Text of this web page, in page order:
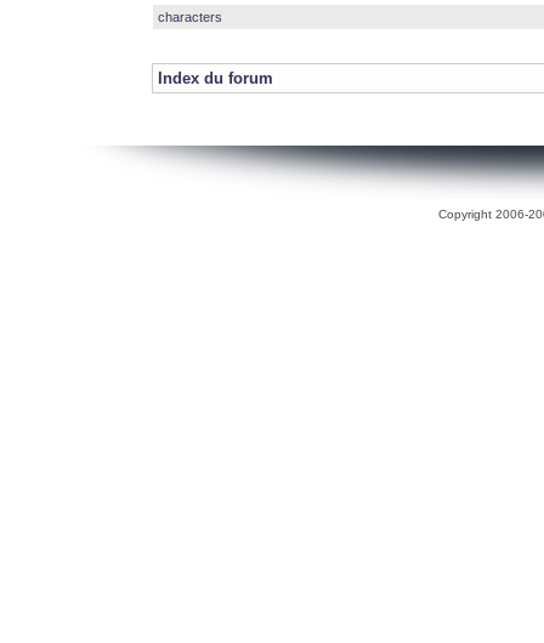
characters
Index du forum
Copyright 2006-